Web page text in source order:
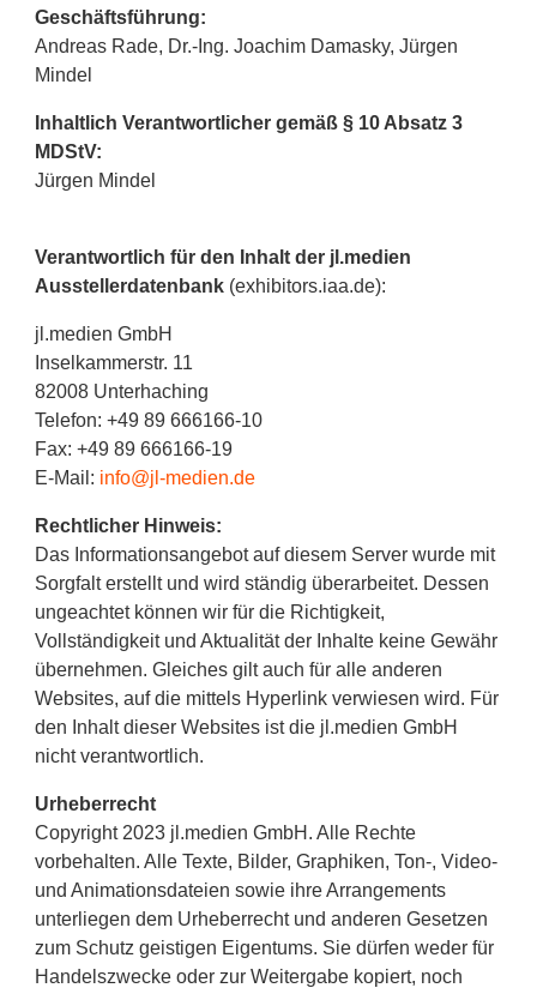
Geschäftsführung:
Andreas Rade, Dr.-Ing. Joachim Damasky, Jürgen
Mindel
Inhaltlich Verantwortlicher gemäß § 10 Absatz 3
MDStV:
Jürgen Mindel
Verantwortlich für den Inhalt der jl.medien
Ausstellerdatenbank (exhibitors.iaa.de):
jl.medien GmbH
Inselkammerstr. 11
82008 Unterhaching
Telefon: +49 89 666166-10
Fax: +49 89 666166-19
E-Mail: info@jl-medien.de
Rechtlicher Hinweis:
Das Informationsangebot auf diesem Server wurde mit
Sorgfalt erstellt und wird ständig überarbeitet. Dessen
ungeachtet können wir für die Richtigkeit,
Vollständigkeit und Aktualität der Inhalte keine Gewähr
übernehmen. Gleiches gilt auch für alle anderen
Websites, auf die mittels Hyperlink verwiesen wird. Für
den Inhalt dieser Websites ist die jl.medien GmbH
nicht verantwortlich.
Urheberrecht
Copyright 2023 jl.medien GmbH. Alle Rechte
vorbehalten. Alle Texte, Bilder, Graphiken, Ton-, Video-
und Animationsdateien sowie ihre Arrangements
unterliegen dem Urheberrecht und anderen Gesetzen
zum Schutz geistigen Eigentums. Sie dürfen weder für
Handelszwecke oder zur Weitergabe kopiert, noch